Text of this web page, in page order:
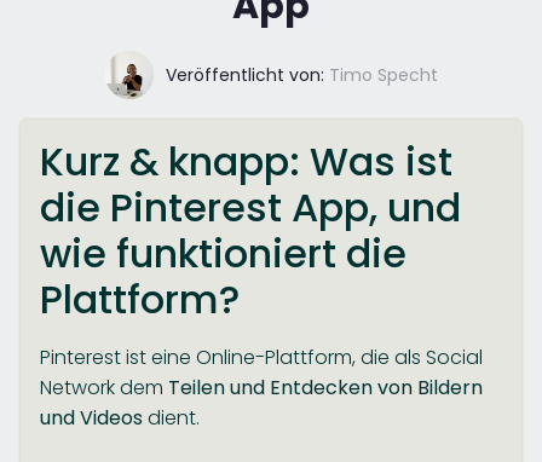
Veröffentlicht von: Timo Specht
Kurz & knapp: Was ist
die Pinterest App, und
wie funktioniert die
Plattform?
Pinterest ist eine Online-Plattform, die als Social
Network dem Teilen und Entdecken von Bildern
und Videosdient.